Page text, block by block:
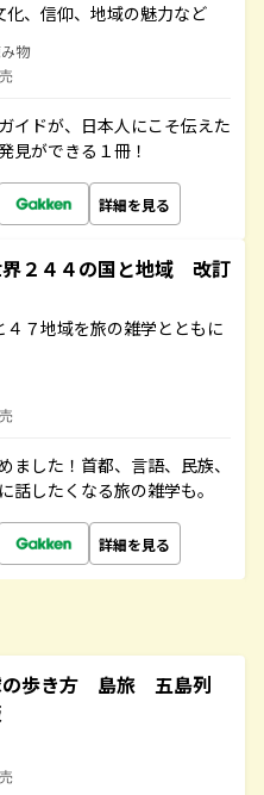
化、信仰、地域の魅力など
物
イドが、日本人にこそ伝えた
見ができる１冊！
詳細を見る
２４４の国と地域 改訂
４７地域を旅の雑学とともに
した！首都、言語、民族、
したくなる旅の雑学も。
詳細を見る
歩き方 島旅 五島列